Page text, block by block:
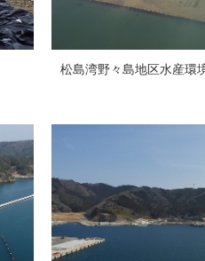
松島湾野々島地区水産環